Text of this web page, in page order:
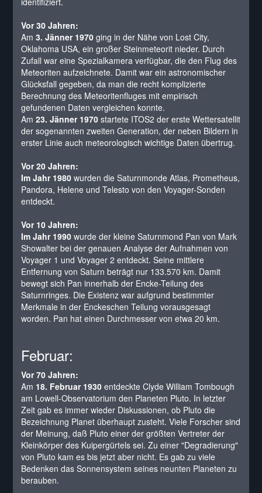
Vor 30 Jahren:
Am 3. Jänner 1970ging in der Nähe von Lost City,
Oklahoma USA, ein großer Steinmeteorit nieder. Durch
Zufall war eine Spezialkamera verfügbar, die den Flug des
Meteoriten aufzeichnete. Damit war ein astronomischer
Glücksfall gegeben, da man die recht komplizierte
Berechnung des Meteoritenfluges mit empirisch
gefundenen Daten vergleichen konnte.
Am 23. Jänner 1970startete ITOS2 der erste Wettersatellit
der sogenannten zweiten Generation, der neben Bildern in
erster Linie auch meteorologisch wichtige Daten übertrug.
Vor 20 Jahren:
Im Jahr 1980wurden die Saturnmonde Atlas, Prometheus,
Pandora, Helene und Telesto von den Voyager-Sonden
entdeckt.
Vor 10 Jahren:
Im Jahr 1990wurde der kleine Saturnmond Pan von Mark
Showalter bei der genauen Analyse der Aufnahmen von
Voyager 1 und Voyager 2 entdeckt. Seine mittlere
Entfernung von Saturn beträgt nur 133.570 km. Damit
bewegt sich Pan innerhalb der Encke-Teilung des
Saturnringes. Die Existenz war aufgrund bestimmter
Merkmale in der Enckeschen Teilung vorausgesagt
worden. Pan hat einen Durchmesser von etwa 20 km.
Februar:
Vor 70 Jahren:
Am 18. Februar 1930entdeckte Clyde William Tombough
am Lowell-Observatorium den Planeten Pluto. In letzter
Zeit gab es immer wieder Diskussionen, ob Pluto die
Bezeichnung Planet überhaupt zusteht. Viele Forscher sind
der Meinung, daß Pluto einer der größten Vertreter der
Kleinkörper des Kuipergürtels sei. Zu einer "Degradierung"
von Pluto kam es bis jetzt aber nicht. Es gab zu viele
Bedenken das Sonnensystem seines neunten Planeten zu
berauben.